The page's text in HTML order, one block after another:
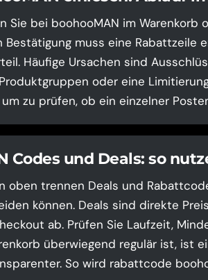
Sie bei boohooMAN im Warenkorb
Bestätigung muss eine Rabattzeile
Häufige Ursachen sind
oder eine
zu prüfen, ob ein einzelner
Codes und Deals: so
oben trennen Deals und
können. Deals sind direkte
ab. Prüfen Sie Laufzeit,
überwiegend regulär ist, ist
So wird rabattcode